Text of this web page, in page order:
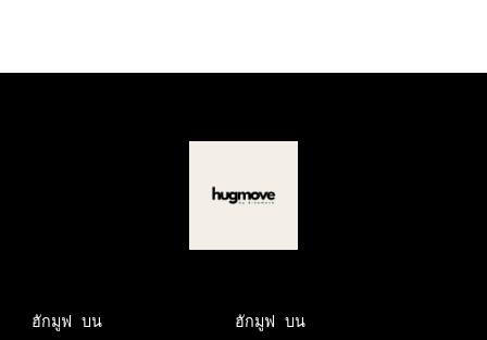
ฮักมูฟ บน ฮักมูฟ บน